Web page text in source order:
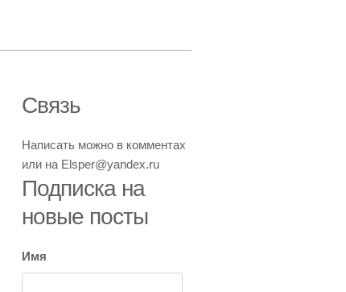
Связь
Написать можно в комментах
или на Elsper@yandex.ru
Подписка на
новые посты
Имя